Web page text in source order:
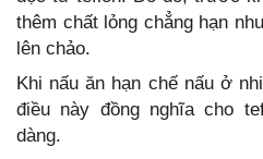
thêm chất lỏng chẳng hạn
lên chảo.
Khi nấu ăn hạn chế nấu ở
điều này đồng nghĩa cho
dàng.